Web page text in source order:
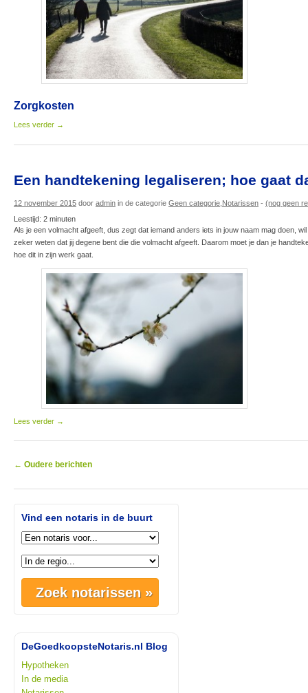
Zorgkosten
Lees verder →
Een handtekening legaliseren; hoe gaat
12 november 2015 door admin in de categorie Geen categorie Notarissen - (nog geen
Leestijd: 2 minuten
Als je een volmacht afgeeft, dus zegt dat iemand anders iets in jouw naam mag doen,
zeker weten dat jij degene bent die die volmacht afgeeft. Daarom moet je dan je
hoe dit in zijn werk gaat.
Lees verder →
Berichtnavigatie
← Oudere berichten
Vind een notaris in de buurt
DeGoedkoopsteNotaris.nl Blog
Hypotheken
In de media